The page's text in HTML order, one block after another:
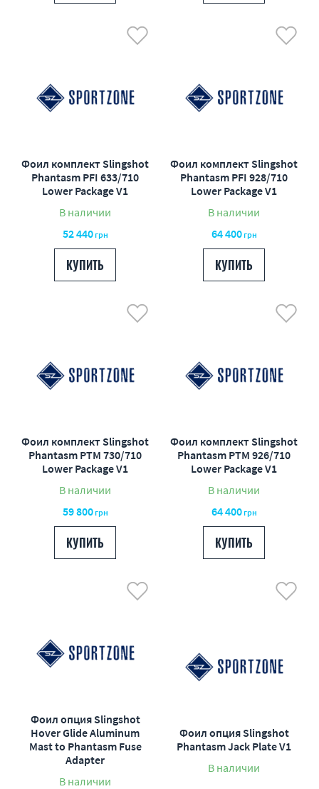
Фоил комплект Slingshot
Phantasm PFI 633/710
Lower Package V1
В наличии
52 440грн
КУПИТЬ
Фоил комплект Slingshot
Phantasm PFI 928/710
Lower Package V1
В наличии
64 400грн
КУПИТЬ
Фоил комплект Slingshot
Phantasm PTM 730/710
Lower Package V1
В наличии
59 800грн
КУПИТЬ
Фоил комплект Slingshot
Phantasm PTM 926/710
Lower Package V1
В наличии
64 400грн
КУПИТЬ
Фоил опция Slingshot
Hover Glide Aluminum
Mast to Phantasm Fuse
Adapter
В наличии
Фоил опция Slingshot
Phantasm Jack Plate V1
В наличии